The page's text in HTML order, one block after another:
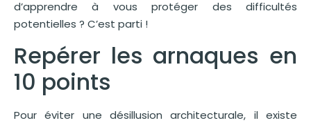
d’apprendre à vous protéger des difficultés
potentielles ? C’est parti !
Repérer les arnaques en
10 points
Pour éviter une désillusion architecturale, il existe